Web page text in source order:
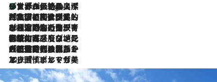
6 Hours Ago
リスボンの絶品スイーツ「パステル・デ・ナタ」とは？ポルトガル伝統の奥深い世界へ
2026.7.27
「私の祖国はポルトガル語です」国民的詩人フェルナンド・ペソアと、彼が愛した文学の街を歩く
2026.7.26
ポルトガル近海が育む極上の海の幸。キリリと冷えた白ワインと愉しむ、シーフード専門店の贅沢
2026.7.22
伝統の味をモダンに昇華。高感度な地元客が集う、リスボンの最旬ガストロノミー
2026.7.21
大航海時代の栄華から、震災、独裁、そして革命へ。ポルトガル・首都リスボンの石畳に刻まれた「歴史の光と影」
2026.7.13
エッセイ・ヤマザキマリ「慎ましくも美しき国 ポルトガル」